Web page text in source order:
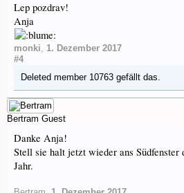
Lep pozdrav!
Anja
monki, 1. Dezember 2017
#4
Deleted member 10763 gefällt das.
Bertram Guest
Danke Anja!
Stell sie halt jetzt wieder ans Südfenster
Jahr.